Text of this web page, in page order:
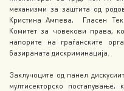
механизми за заштита од
Кристина Ампева, Гласен
Комитет за човекови права,
напорите на граѓанските
базираната дискриминација.
Заклучоците од панел
мултисекторско